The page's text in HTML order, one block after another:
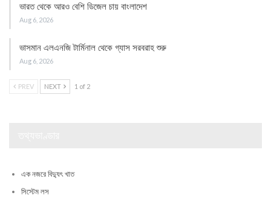
ভারত থেকে আরও বেশি ডিজেল চায় বাংলাদেশ
Aug 6, 2026
ভাসমান এলএনজি টার্মিনাল থেকে গ্যাস সরবরাহ শুরু
Aug 6, 2026
PREV NEXT 1 of 2
এক নজরে বিদ্যুৎ খাত
সিস্টেম লস